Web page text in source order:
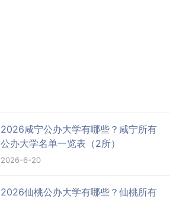
2026咸宁公办大学有哪些？咸宁所有
公办大学名单一览表（2所）
2026-6-20
2026仙桃公办大学有哪些？仙桃所有